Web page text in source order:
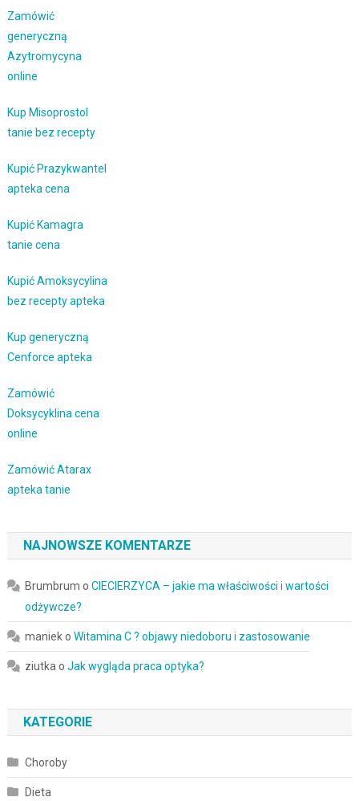
Zamówić
generyczną
Azytromycyna
online
Kup Misoprostol
tanie bez recepty
Kupić Prazykwantel
apteka cena
Kupić Kamagra
tanie cena
Kupić Amoksycylina
bez recepty apteka
Kup generyczną
Cenforce apteka
Zamówić
Doksycyklina cena
online
Zamówić Atarax
apteka tanie
NAJNOWSZE KOMENTARZE
Brumbrum o CIECIERZYCA – jakie ma właściwości i wartości
odżywcze?
manieko Witamina C ? objawy niedoboru i zastosowanie
ziutka o Jak wygląda praca optyka?
KATEGORIE
Choroby
Dieta